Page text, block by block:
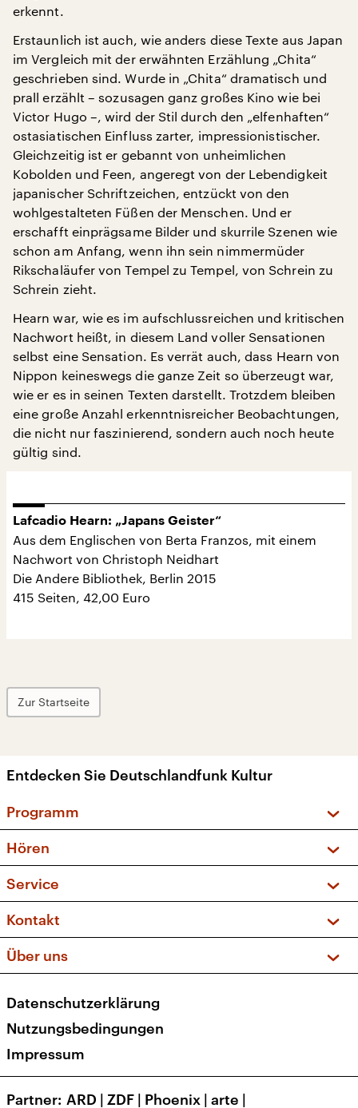
erkennt.
Erstaunlich ist auch, wie anders diese Texte aus Japan
im Vergleich mit der erwähnten Erzählung „Chita“
geschrieben sind. Wurde in „Chita“ dramatisch und
prall erzählt – sozusagen ganz großes Kino wie bei
Victor Hugo –, wird der Stil durch den „elfenhaften“
ostasiatischen Einfluss zarter, impressionistischer.
Gleichzeitig ist er gebannt von unheimlichen
Kobolden und Feen, angeregt von der Lebendigkeit
japanischer Schriftzeichen, entzückt von den
wohlgestalteten Füßen der Menschen. Und er
erschafft einprägsame Bilder und skurrile Szenen wie
schon am Anfang, wenn ihn sein nimmermüder
Rikschaläufer von Tempel zu Tempel, von Schrein zu
Schrein zieht.
Hearn war, wie es im aufschlussreichen und kritischen
Nachwort heißt, in diesem Land voller Sensationen
selbst eine Sensation. Es verrät auch, dass Hearn von
Nippon keineswegs die ganze Zeit so überzeugt war,
wie er es in seinen Texten darstellt. Trotzdem bleiben
eine große Anzahl erkenntnisreicher Beobachtungen,
die nicht nur faszinierend, sondern auch noch heute
gültig sind.
Lafcadio Hearn: „Japans Geister“
Aus dem Englischen von Berta Franzos, mit einem
Nachwort von Christoph Neidhart
Die Andere Bibliothek, Berlin 2015
415 Seiten, 42,00 Euro
Zur Startseite
Entdecken Sie Deutschlandfunk Kultur
Programm
Sendungen und Podcasts
Musikliste
Kakadu – Das Kinderprogramm
Hören
Frequenzen (UKW + DAB+)
Service
FAQ
Apps
Newsletter
Veranstaltungen
Kontakt
Social Media
Über uns
Presse
Karriere
Transparenz
Datenschutzerklärung
Nutzungsbedingungen
Impressum
Partner ARD | ZDF | Phoenix | arte |